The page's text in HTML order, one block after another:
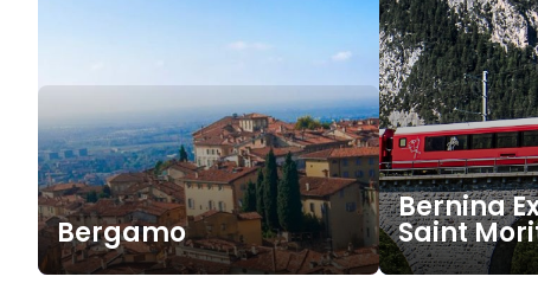
Bergamo
Bernina
Saint